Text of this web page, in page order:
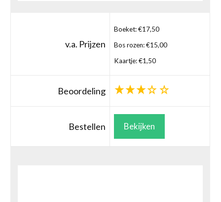
v.a. Prijzen
Boeket: €17,50
Bos rozen: €15,00
Kaartje: €1,50
Beoordeling
Bestellen Bekijken